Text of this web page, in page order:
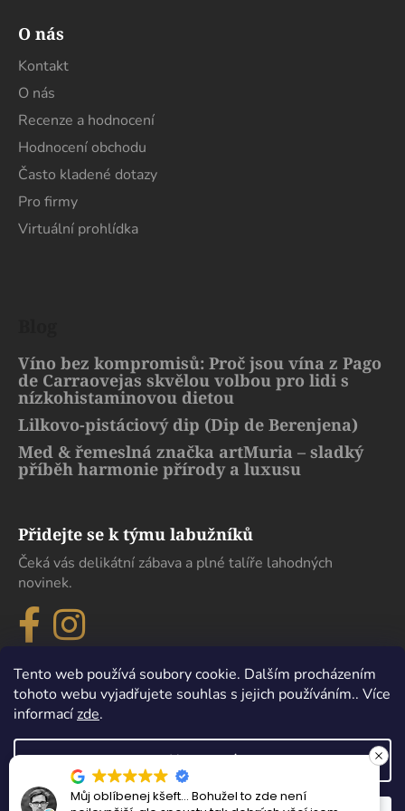
Tento web používá soubory cookie. Dalším procházením
tohoto webu vyjadřujete souhlas s jejich používáním.. Více
informacízde.
Nastavení
O nás
Kontakt
O nás
Recenze a hodnocení
Hodnocení obchodu
Často kladené dotazy
Pro firmy
Virtuální prohlídka
Víno bez kompromisů: Proč jsou vína z Pago
de Carraovejas skvělou volbou pro lidi s
nízkohistaminovou dietou
Lilkovo-pistáciový dip (Dip de Berenjena)
Med & řemeslná značka artMuria – sladký
příběh harmonie přírody a luxusu
Přidejte se k týmu labužníků
Čeká vás delikátní zábava a plné talíře lahodných
novinek.
Vytvořil Shoptet
Můj oblíbenej kšeft… Bohužel to zde není